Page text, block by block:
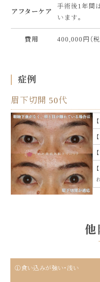
アフターケア
手術後1年間
います。
費用 400,000円（税
症例
眉下切開 50代
他
①食い込みが強い・浅い